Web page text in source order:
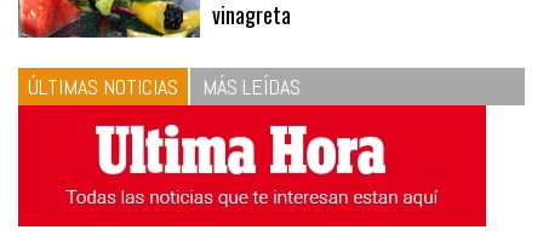
vinagreta
ÚLTIMAS NOTICIAS MÁS LEÍDAS